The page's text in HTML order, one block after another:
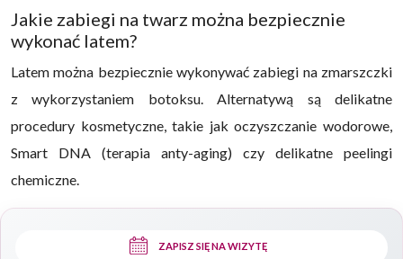
Jakie zabiegi na twarz można bezpiecznie
wykonać latem?
Latem można bezpiecznie wykonywać zabiegi na zmarszczki
z wykorzystaniem botoksu. Alternatywą są delikatne
procedury kosmetyczne, takie jak oczyszczanie wodorowe,
Smart DNA (terapia anty-aging) czy delikatne peelingi
chemiczne.
ZAPISZ SIĘ NA WIZYTĘ